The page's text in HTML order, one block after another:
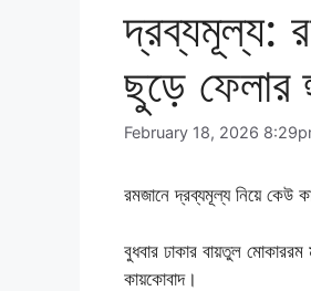
দ্রব্যমূল্য:
ছুড়ে ফেলার
February 18, 2026
রমজানে দ্রব্যমূল্য নিয়ে কেউ
বুধবার ঢাকার বায়তুল
কায়কোবাদ।